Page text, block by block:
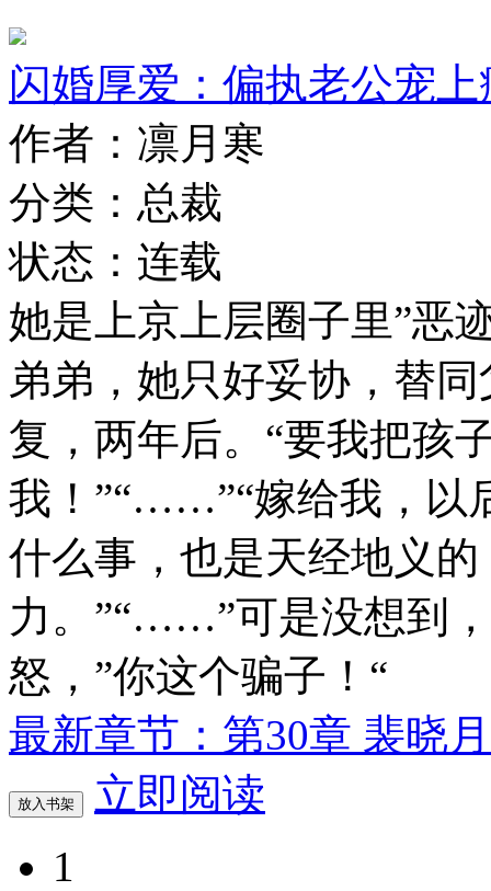
闪婚厚爱：偏执老公宠上
作者：凛月寒
分类：总裁
状态：连载
她是上京上层圈子里”恶
弟弟，她只好妥协，替
复，两年后。“要我把孩
我！”“……”“嫁给我，以
什么事，也是天经地义
力。”“……”可是没想到
怒，”你这个骗子！“
最新章节：第30章 裴晓
放入书架
立即阅读
1